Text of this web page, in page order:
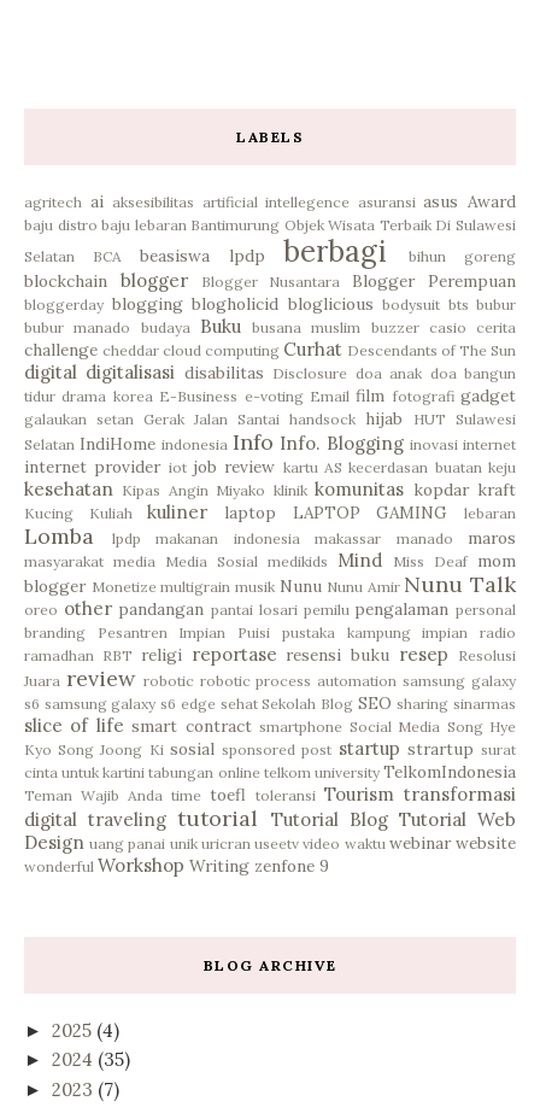
LABELS
agritech ai aksesibilitas artificial intellegence asuransi asus Award
baju distro baju lebaran Bantimurung Objek Wisata Terbaik Di Sulawesi
Selatan
BCA beasiswa lpdp berbagi bihun goreng
blockchain blogger Blogger Nusantara Blogger Perempuan
bloggerday blogging blogholicid bloglicious bodysuit bts bubur
bubur manado
budaya Buku busana muslim buzzer casio cerita
challenge cheddar cloud computing Curhat Descendants of The Sun
digital digitalisasi disabilitas Disclosure doa anak doa bangun
tidur drama korea E-Business e-voting Email film fotografi gadget
galaukan setan Gerak Jalan Santai handsock hijab
HUT Sulawesi
Selatan IndiHome indonesia Info Info. Blogging inovasi internet
internet provider iot job review kartu AS kecerdasan buatan keju
kesehatan Kipas Angin Miyako klinik komunitas kopdar kraft
Kucing Kuliah kuliner laptop LAPTOP GAMING lebaran
Lomba lpdp makanan indonesia makassar manado maros
masyarakat media Media Sosial medikids Mind Miss Deaf mom
blogger Monetize multigrain musik Nunu Nunu Amir Nunu Talk
oreo other pandangan pantai losari pemilu pengalaman personal
branding
Pesantren Impian Puisi pustaka kampung impian
radio
ramadhan RBT religi reportase resensi buku resep
Resolusi
Juara review robotic robotic process automation samsung galaxy
s6 samsung galaxy s6 edge sehat Sekolah Blog SEO sharing sinarmas
slice of life smart contract smartphone Social Media Song Hye
Kyo Song Joong Ki sosial sponsored post startup strartup surat
cinta untuk kartini tabungan online telkom university TelkomIndonesia
Teman Wajib Anda time toefl toleransi Tourism transformasi
digital traveling tutorial Tutorial Blog Tutorial Web
Design uang panai unik uricran useetv video waktu webinar website
wonderful Workshop Writing zenfone 9
BLOG ARCHIVE
► 2025 (4)
► 2024 (35)
► 2023 (7)